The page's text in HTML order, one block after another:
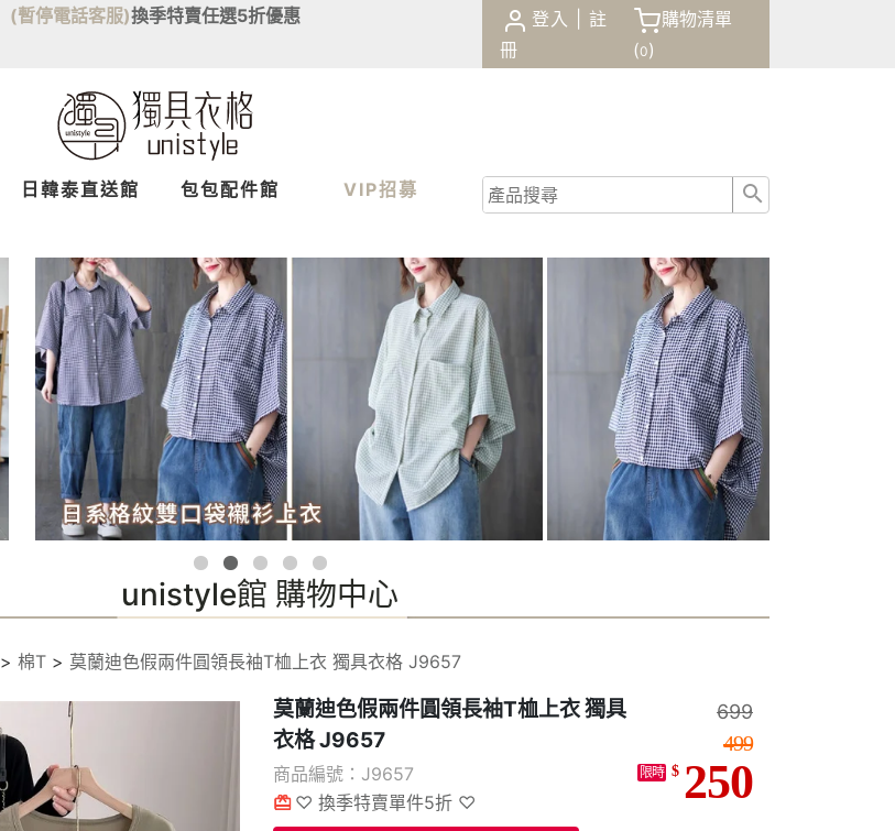
(暫停電話客服)換季特賣任選5折優惠 登入
註
冊
購物清單
(0)
日韓泰直送館 包包配件館 VIP招募
unistyle館 購物中心
> 棉T > 莫蘭迪色假兩件圓領長袖T桖上衣 獨具衣格 J9657
莫蘭迪色假兩件圓領長袖T桖上衣 獨具
衣格 J9657
商品編號：J9657
♡ 換季特賣單件5折 ♡
699
499
限時 $ 250